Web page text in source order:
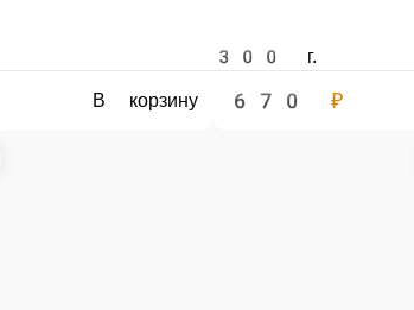
В корзину 670 ₽